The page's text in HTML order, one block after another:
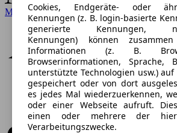
Mercedes-Benz
Cookies, Endgeräte- oder
Kennungen (z. B. login-basierte
generierte Kennungen,
Kennungen) können
Informationen (z. B.
Browserinformationen, Sprache,
unterstützte Technologien usw.)
gespeichert oder von dort
es jedes Mal wiederzuerkennen,
oder einer Webseite aufruft.
einen oder mehrere der hier
Verarbeitungszwecke.